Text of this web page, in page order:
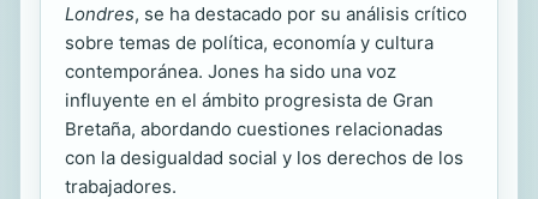
Londres, se ha destacado por su análisis crítico
sobre temas de política, economía y cultura
contemporánea. Jones ha sido una voz
influyente en el ámbito progresista de Gran
Bretaña, abordando cuestiones relacionadas
con la desigualdad social y los derechos de los
trabajadores.